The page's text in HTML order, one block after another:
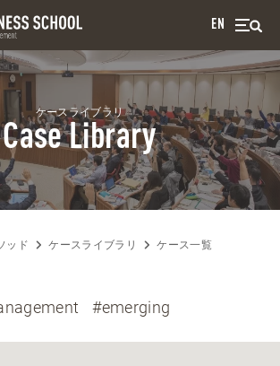
EN
ケースライブラリ
Case Library
ッド ケースライブラリ ケース一覧
#emerging